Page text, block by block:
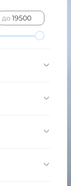
до